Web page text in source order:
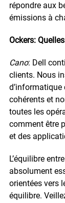
répondre aux
émissions à
Ockers:
Cano: Dell
clients. Nous
d’informatique
cohérents et
toutes les
comment être
et des
L’équilibre
absolument
orientées vers
équilibre.